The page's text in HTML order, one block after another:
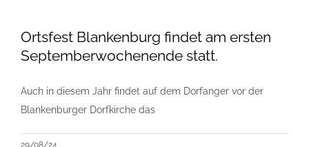
Ortsfest Blankenburg findet am ersten
Septemberwochenende statt.
Auch in diesem Jahr findet auf dem Dorfanger vor der
Blankenburger Dorfkirche das
29/08/24